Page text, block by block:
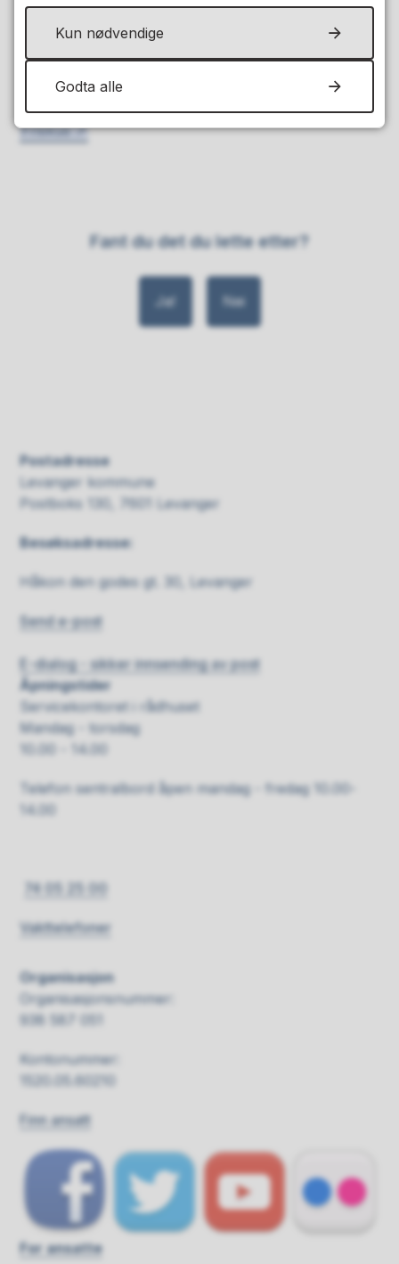
møtepunkt.
Les mer om oss på Friskus:
Friskus
Fant du det du lette etter?
Ja Nei
Postadresse
Levanger kommune
Postboks 130, 7601 Levanger
Besøksadresse:
Håkon den godes gt. 30, Levanger
Send e-post
E-dialog - sikker innsending av post
Åpningstider
Servicekontoret i rådhuset
Mandag - torsdag
10.00 - 14.00
Telefon sentralbord åpen mandag - fredag 10.00-
14.00
74 05 25 00
Vakttelefoner
Organisasjon
Organisasjonsnummer:
938 587 051
Kontonummer:
1520.05.60210
Finn ansatt
For ansatte
Kun nødvendige
Godta alle